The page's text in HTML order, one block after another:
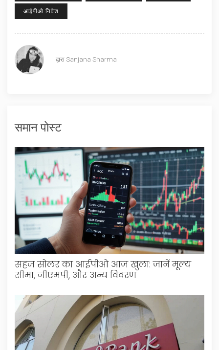
आईपीओ निवेश
द्वारा Sanjana Sharma
समान पोस्ट
सहज सोलर का आईपीओ आज खुला: जानें मूल्य
सीमा, जीएमपी, और अन्य विवरण